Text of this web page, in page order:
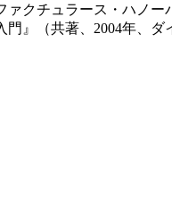
ァクチュラース・ハノ
』（共著、2004年、ダ